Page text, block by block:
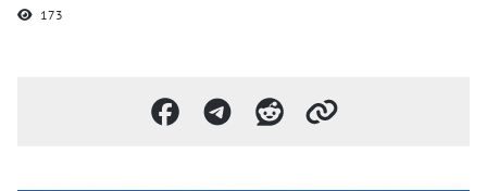
173